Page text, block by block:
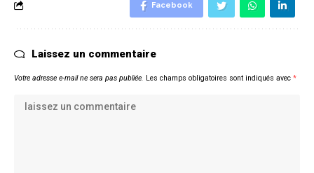
Facebook
Laissez un commentaire
Votre adresse e-mail ne sera pas publiée. Les champs obligatoires sont indiqués avec *